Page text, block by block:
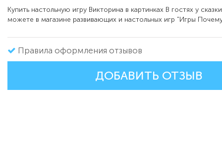
Купить настольную игру Викторина в картинках В гостях у
можете в магазине развивающих и настольных игр "Игры
Правила оформления отзывов
ДОБАВИТЬ ОТЗЫВ